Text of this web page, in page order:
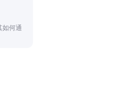
如何通